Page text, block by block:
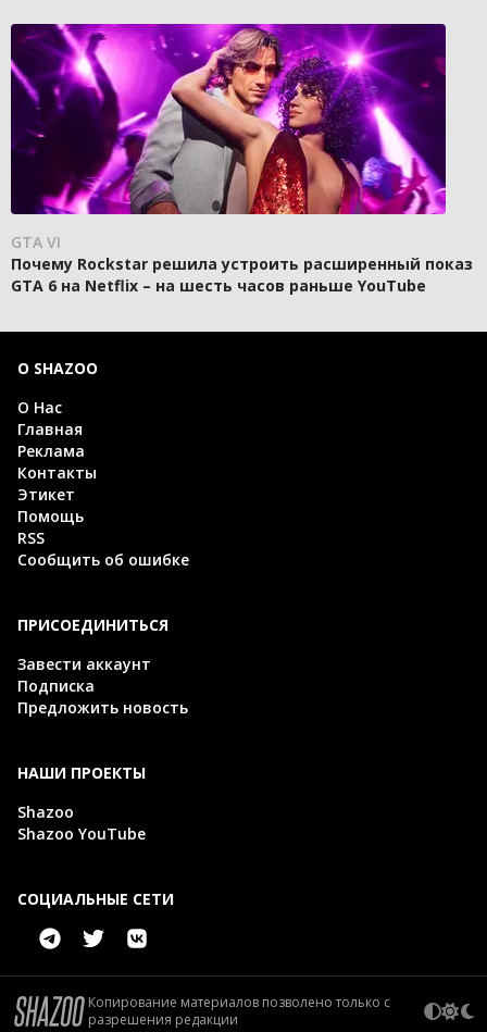
GTA VI
Почему Rockstar решила устроить расширенный показ
GTA 6 на Netflix – на шесть часов раньше YouTube
О SHAZOO
О Нас
Главная
Реклама
Контакты
Этикет
Помощь
RSS
Сообщить об ошибке
ПРИСОЕДИНИТЬСЯ
Завести аккаунт
Подписка
Предложить новость
НАШИ ПРОЕКТЫ
Shazoo
Shazoo YouTube
СОЦИАЛЬНЫЕ СЕТИ
Копирование материалов позволено только с
разрешения редакции